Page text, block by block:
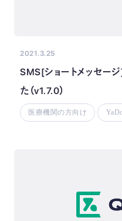
2021.3.25
SMS[ショートメッセー
た（v1.7.0）
医療機関の方向け